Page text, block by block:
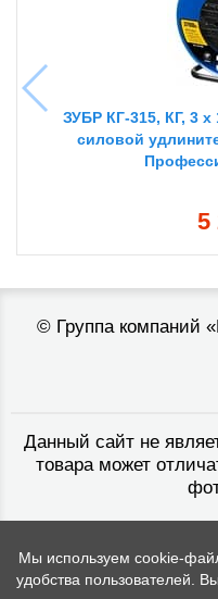
ЗУБР КГ-315, КГ, 3 x
силовой
5
© Группа компаний
Данный сайт не
товара может
Мы используем cookie-
удобства пользователей.